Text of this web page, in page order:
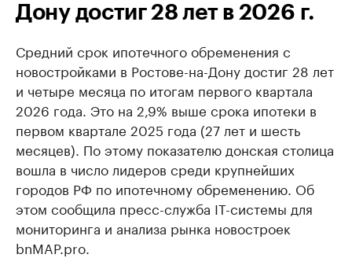
Дону достиг 28 лет в 2026 г.
Средний срок ипотечного обременения с
новостройками в Ростове-на-Дону достиг 28 лет
и четыре месяца по итогам первого квартала
2026 года. Это на 2,9% выше срока ипотеки в
первом квартале 2025 года (27 лет и шесть
месяцев). По этому показателю донская столица
вошла в число лидеров среди крупнейших
городов РФ по ипотечному обременению. Об
этом сообщила пресс-служба IT-системы для
мониторинга и анализа рынка новостроек
bnMAP.pro.